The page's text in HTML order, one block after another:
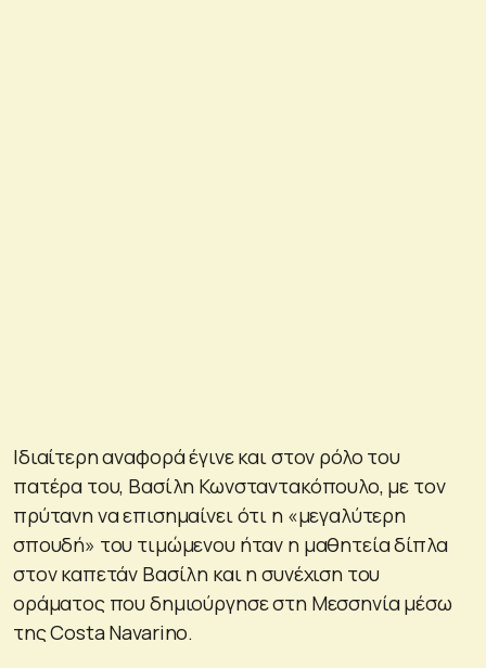
Ιδιαίτερη αναφορά έγινε και στον ρόλο του
πατέρα του, Βασίλη Κωνσταντακόπουλο, με τον
πρύτανη να επισημαίνει ότι η «μεγαλύτερη
σπουδή» του τιμώμενου ήταν η μαθητεία δίπλα
στον καπετάν Βασίλη και η συνέχιση του
οράματος που δημιούργησε στη Μεσσηνία μέσω
της Costa Navarino.